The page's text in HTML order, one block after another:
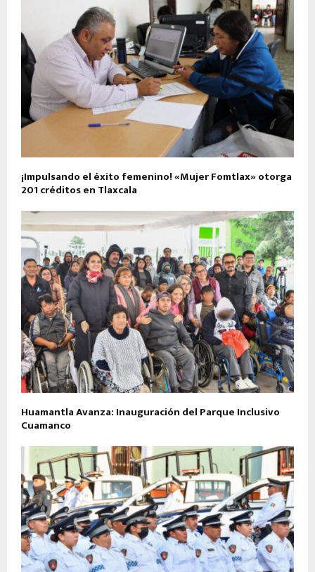
¡Impulsando el éxito femenino! «Mujer Fomtlax» otorga
201 créditos en Tlaxcala
Huamantla Avanza: Inauguración del Parque Inclusivo
Cuamanco